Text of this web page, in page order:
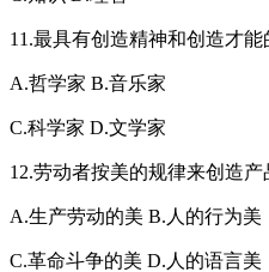
11.最具有创造精神和创造才能
A.哲学家 B.音乐家
C.科学家 D.文学家
12.劳动者按美的规律来创造
A.生产劳动的美 B.人的行为美
C.革命斗争的美 D.人的语言美